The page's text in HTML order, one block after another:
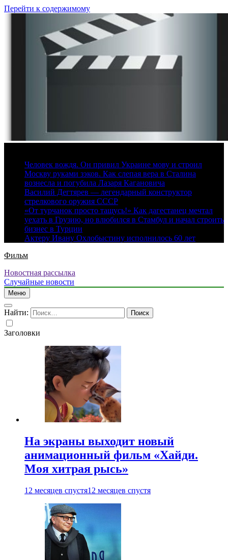
Перейти к содержимому
Человек вождя. Он привил Украине мову и строил
Москву руками зэков. Как слепая вера в Сталина
вознесла и погубила Лазаря Кагановича
Василий Дегтярев — легендарный конструктор
стрелкового оружия СССР
«От турчанок просто тащусь!» Как дагестанец мечтал
уехать в Грузию, но влюбился в Стамбул и начал строить
бизнес в Турции
Актеру Ивану Охлобыстину исполнилось 60 лет
Фильм
Новостная рассылка
Случайные новости
Меню
Найти:
Заголовки
На экраны выходит новый
анимационный фильм «Хайди.
Моя хитрая рысь»
12 месяцев спустя12 месяцев спустя